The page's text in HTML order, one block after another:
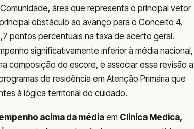
área que representa o principal vetor
obstáculo ao avanço para o Conceito 4,
pontos percentuais na taxa de acerto geral.
significativamente inferior à média nacional,
composição do escore, e associar essa revisão a
de residência em Atenção Primária que
à lógica territorial do cuidado.
acima da médiaem Clinica Medica,